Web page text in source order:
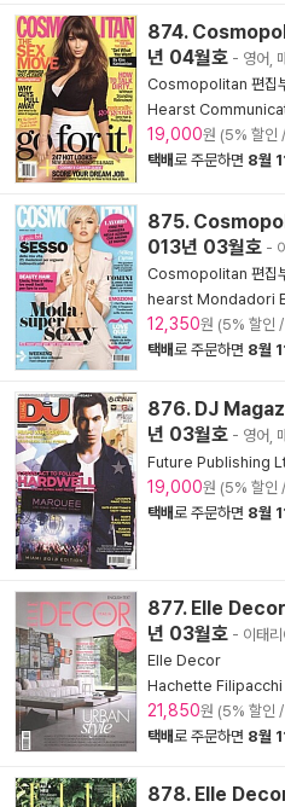
874.
년 04월호 - 영어,
Cosmopolitan 편집
Hearst
19,000원 (5% 할인
택배로 주문하면 8월
875.
013년 03월호 -
Cosmopolitan 편집
hearst Mondadori
12,350원 (5% 할인
택배로 주문하면 8월
876. DJ
년 03월호 - 영어,
Future Publishing
19,000원 (5% 할인
택배로 주문하면 8월
877. Elle Decor
년 03월호 - 이태
Elle Decor
Hachette Filipacchi
21,850원 (5% 할인
택배로 주문하면 8월
878. Elle